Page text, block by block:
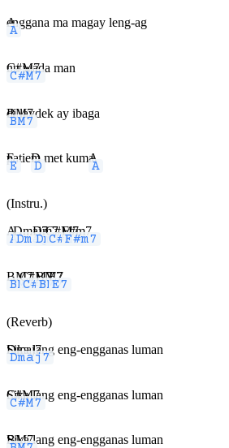
A
enggana ma magay leng-ag
C#M7
nu wada man
BM7
di laydek ay ibaga
E
patieD
m met kumA
a
(Instru.)
A
..Dmaj7
......Dm7
....C#M7
.....F#m7
.....
BM7
....C#M7
.....BM7
....E7
..
(Reverb)
Dmaj7
Sika lang eng-engganas luman
C#M7
Sika lang eng-engganas luman
BM7
Sika lang eng-engganas luman